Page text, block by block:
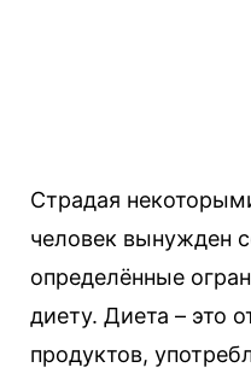
Страдая
человек вынужден
определённые
диету. Диета – это
продуктов,